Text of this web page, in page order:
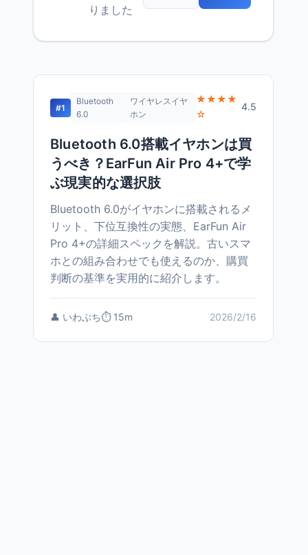
りました
#1
Bluetooth
6.0
ワイヤレスイヤ
ホン
★★★★
☆
4.5
Bluetooth 6.0搭載イヤホンは買
うべき？EarFun Air Pro 4+で学
ぶ現実的な選択肢
Bluetooth 6.0がイヤホンに搭載されるメ
リット、下位互換性の実態、EarFun Air
Pro 4+の詳細スペックを解説。古いスマ
ホとの組み合わせでも使えるのか、購買
判断の基準を実用的に紹介します。
👤 いわぶち⏱️ 15m 2026/2/16